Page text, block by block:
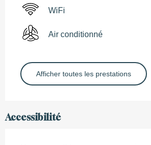
WiFi
Air conditionné
Afficher toutes les prestations
Accessibilité